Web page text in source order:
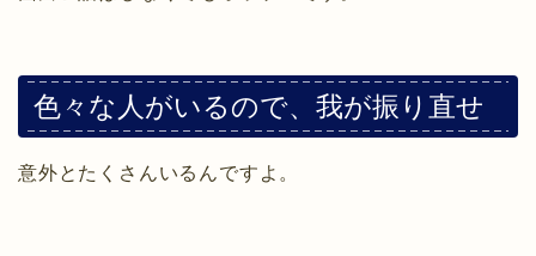
色々な人がいるので、我が振り直せ
意外とたくさんいるんですよ。